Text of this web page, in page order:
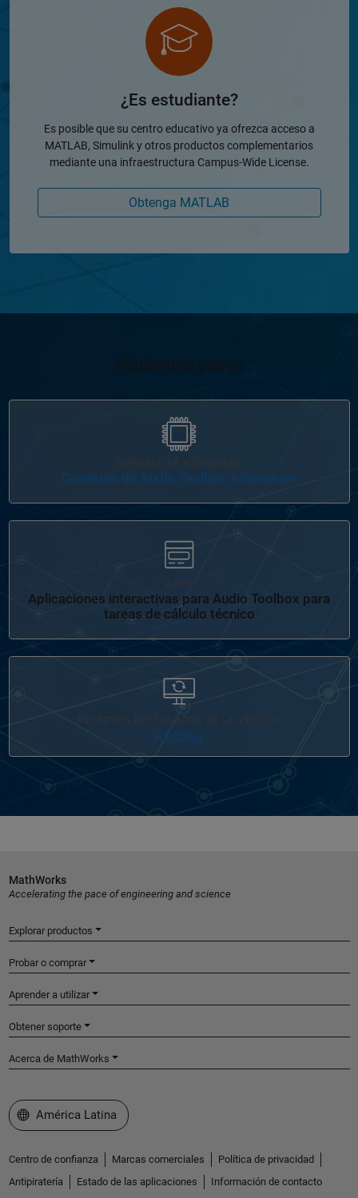
¿Es estudiante?
Es posible que su centro educativo ya ofrezca acceso a
MATLAB, Simulink y otros productos complementarios
mediante una infraestructura Campus-Wide License.
Obtenga MATLAB
Siguientes pasos
Conexión de Audio Toolbox a hardware
Aplicaciones interactivas para Audio Toolbox para
tareas de cálculo técnico
R2026a
MathWorks
Accelerating the pace of engineering and science
Explorar productos
Probar o comprar
Aprender a utilizar
Obtener soporte
Acerca de MathWorks
Seleccione un país/idioma
América Latina
Centro de confianza Marcas comerciales
Política de privacidad
Antipiratería
Estado de las aplicaciones
Información de contacto